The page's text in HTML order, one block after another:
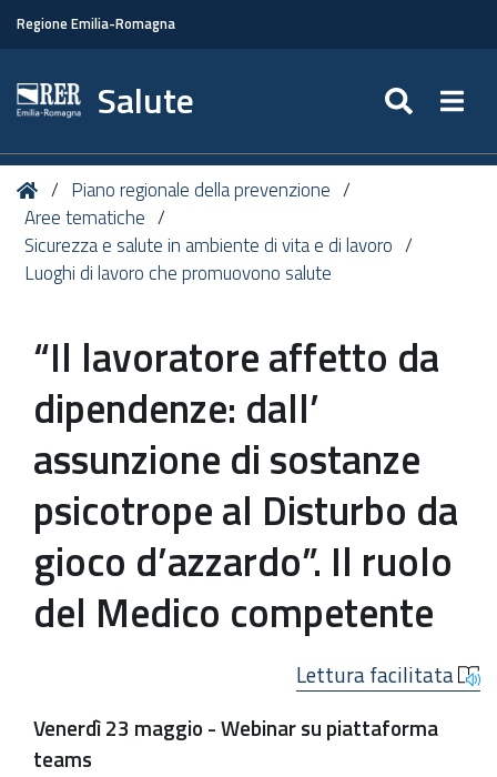
Regione Emilia-Romagna
Salute
Tu
sei
qui:
HomePiano regionale della prevenzione
Aree tematiche
Sicurezza e salute in ambiente di vita e di lavoro
Luoghi di lavoro che promuovono salute
“Il lavoratore affetto da
dipendenze: dall’
assunzione di sostanze
psicotrope al Disturbo da
gioco d’azzardo”. Il ruolo
del Medico competente
Lettura facilitata
Venerdì 23 maggio - Webinar su piattaforma
teams